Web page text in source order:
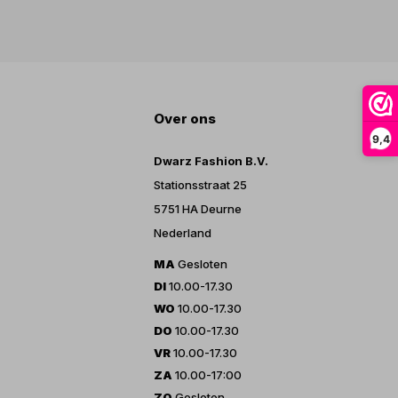
9,4
Over ons
Dwarz Fashion B.V.
Stationsstraat 25
5751 HA Deurne
Nederland
MA Gesloten
DI10.00-17.30
WO 10.00-17.30
DO 10.00-17.30
VR10.00-17.30
ZA 10.00-17:00